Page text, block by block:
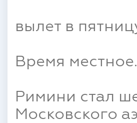
вылет в
Время местное.
Римини стал
Московского